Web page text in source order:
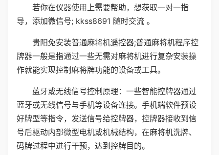
若你在仪器使用上需要帮助，想获取一对一指
导，添加微信号; kkss8691 随时交流 。
贵阳免安装普通麻将机遥控器;普通麻将机程序控
牌器一般是指通过一些无需对麻将机进行复杂安装操
作就能实现控制麻将牌功能的设备或工具。
蓝牙或无线信号控制原理：一些智能控牌器通过
蓝牙或无线信号与手机等设备连接。手机端软件预设
好牌型等指令，发送信号给控牌器，控牌器接收到信
号后驱动内部微型电机或机械结构，在麻将机洗牌、
码牌过程中进行干预，达到控牌目的。